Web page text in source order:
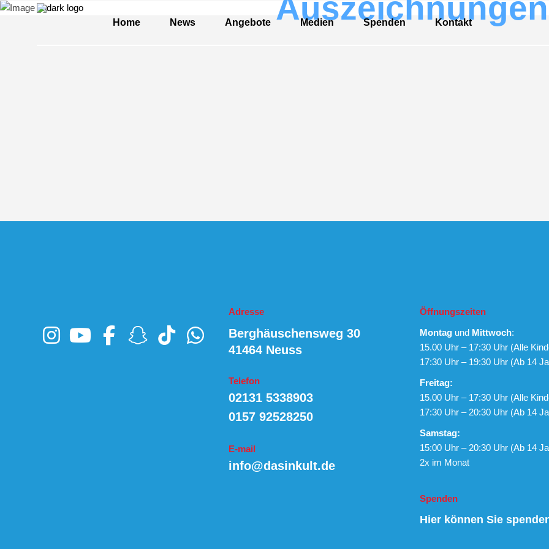
Home News Angebote Medien Spenden Kontakt
Auszeichnungen
Adresse
Berghäuschensweg 30
41464 Neuss
Telefon
02131 5338903
0157 92528250
E-mail
info@dasinkult.de
Öffnungszeiten
Montagund Mittwoch:
15.00 Uhr – 17:30 Uhr (Alle
17:30 Uhr – 19:30 Uhr (Ab 14
Freitag:
15.00 Uhr – 17:30 Uhr (Alle
17:30 Uhr – 20:30 Uhr (Ab 14
Samstag:
15:00 Uhr – 20:30 Uhr (Ab 14
2x im Monat
Spenden
Hier können Sie